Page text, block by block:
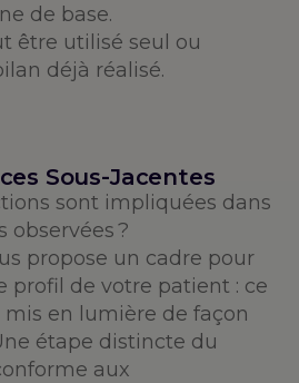
de base.
être utilisé seul ou
déjà réalisé.
Sous-Jacentes
sont impliquées dans
observées ?
propose un cadre pour
profil de votre patient : ce
mis en lumière de façon
étape distincte du
aux